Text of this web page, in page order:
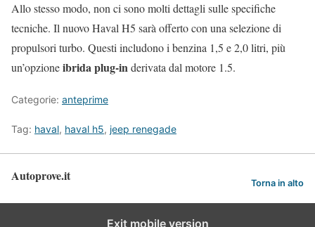
Allo stesso modo, non ci sono molti dettagli sulle specifiche
tecniche. Il nuovo Haval H5 sarà offerto con una selezione di
propulsori turbo. Questi includono i benzina 1,5 e 2,0 litri, più
un’opzioneibrida plug-inderivata dal motore 1.5.
Categorie: anteprime
Tag: haval, haval h5, jeep renegade
Autoprove.it Torna in alto
Exit mobile version